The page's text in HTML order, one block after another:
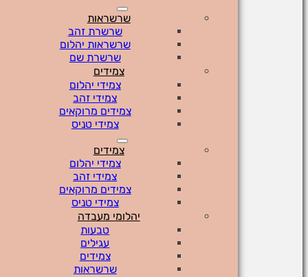
שרשראות
שרשרת זהב
שרשראות יהלום
שרשרת שם
צמידים
צמידי יהלום
צמידי זהב
צמידים מרוקאים
צמידי טניס
צמידים
צמידי יהלום
צמידי זהב
צמידים מרוקאים
צמידי טניס
יהלומי מעבדה
טבעות
עגילים
צמידים
שרשראות